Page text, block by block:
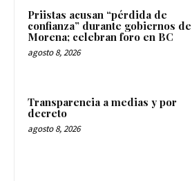
Priistas acusan “pérdida de
confianza” durante gobiernos de
Morena; celebran foro en BC
agosto 8, 2026
Transparencia a medias y por
decreto
agosto 8, 2026